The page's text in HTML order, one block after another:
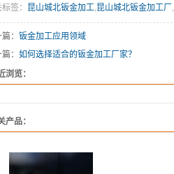
签： 昆山城北钣金加工 昆山城北钣金加工厂
： 钣金加工应用领域
： 如何选择适合的钣金加工厂家？
浏览：
产品：